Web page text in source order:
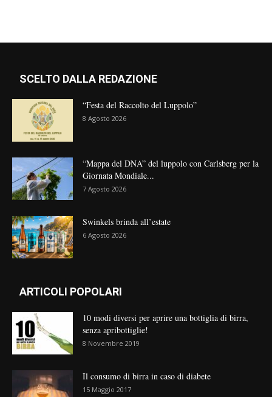
SCELTO DALLA REDAZIONE
“Festa del Raccolto del Luppolo”
8 Agosto 2026
“Mappa del DNA” del luppolo con Carlsberg per la
Giornata Mondiale...
7 Agosto 2026
Swinkels brinda all’estate
6 Agosto 2026
ARTICOLI POPOLARI
10 modi diversi per aprire una bottiglia di birra,
senza apribottiglie!
8 Novembre 2019
Il consumo di birra in caso di diabete
15 Maggio 2017